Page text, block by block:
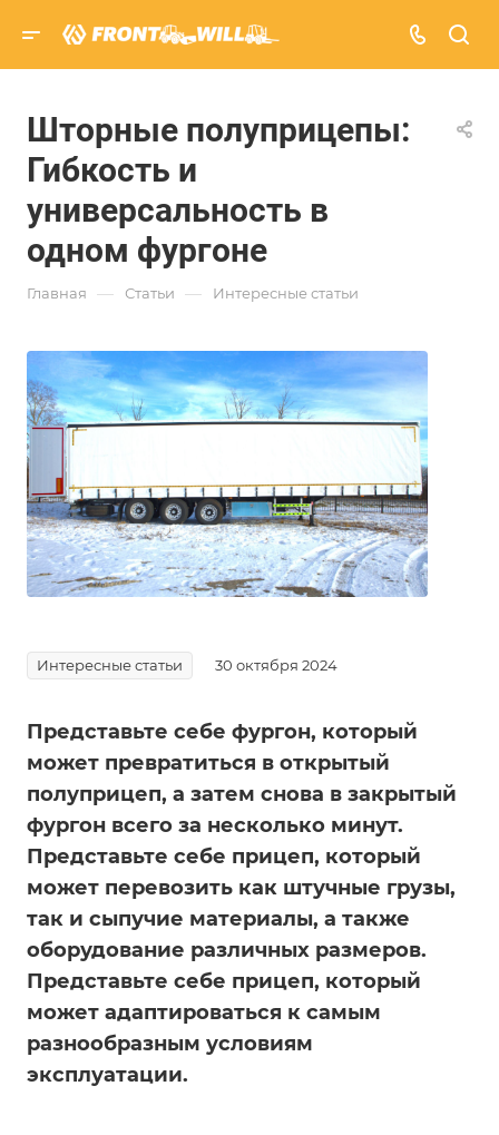
Шторные полуприцепы:
Гибкость и
универсальность в
одном фургоне
Главная — Статьи — Интересные статьи
Интересные статьи 30 октября 2024
Представьте себе фургон, который
может превратиться в открытый
полуприцеп, а затем снова в закрытый
фургон всего за несколько минут.
Представьте себе прицеп, который
может перевозить как штучные грузы,
так и сыпучие материалы, а также
оборудование различных размеров.
Представьте себе прицеп, который
может адаптироваться к самым
разнообразным условиям
эксплуатации.